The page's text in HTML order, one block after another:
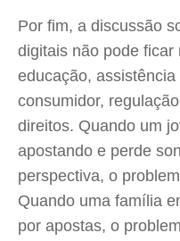
Por fim, a discussão
digitais não pode
educação,
consumidor,
direitos. Quando um
apostando e perde
perspectiva, o
Quando uma família
por apostas, o